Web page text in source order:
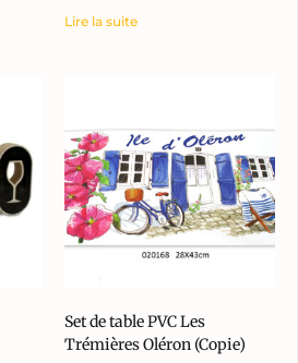
Lire la suite
Set de table PVC Les
Trémières Oléron (Copie)